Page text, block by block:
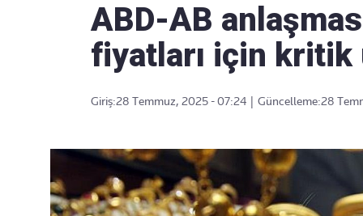
ABD-AB
fiyatları için kritik
Giriş:28 Temmuz, 2025 - 07:24 Güncelleme:28